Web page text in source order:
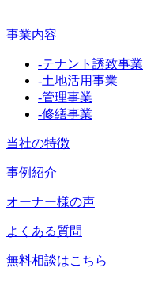
事業内容
-テナント誘致事業
-土地活用事業
-管理事業
-修繕事業
当社の特徴
事例紹介
オーナー様の声
よくある質問
無料相談はこちら